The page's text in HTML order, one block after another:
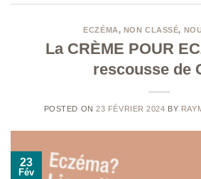
ECZÉMA, NON CLASSÉ,
La CRÈME POUR
rescousse de
POSTED ON23 FÉVRIER 2024 BY
23
Fév